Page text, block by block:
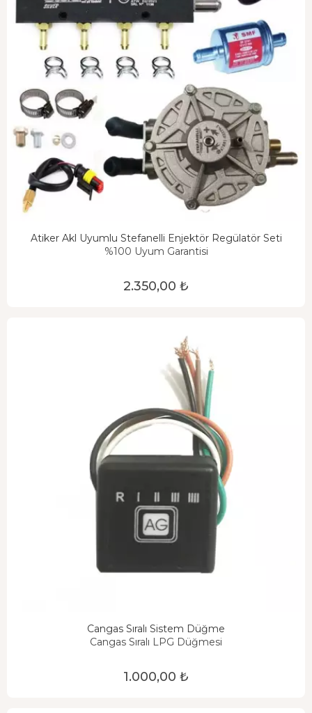
Atiker Akl Uyumlu Stefanelli Enjektör Regülatör Seti
%100 Uyum Garantisi
2.350,00 ₺
Cangas Sıralı Sistem Düğme
Cangas Sıralı LPG Düğmesi
1.000,00 ₺